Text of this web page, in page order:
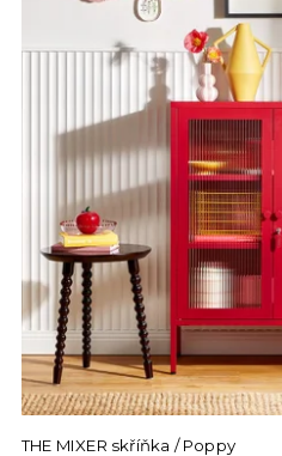
THE MIXER skříňka / Poppy